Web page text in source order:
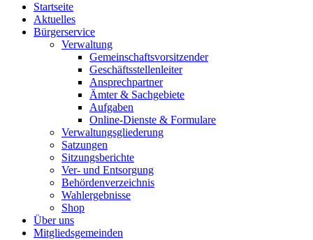
Startseite
Aktuelles
Bürgerservice
Verwaltung
Gemeinschaftsvorsitzender
Geschäftsstellenleiter
Ansprechpartner
Ämter & Sachgebiete
Aufgaben
Online-Dienste & Formulare
Verwaltungsgliederung
Satzungen
Sitzungsberichte
Ver- und Entsorgung
Behördenverzeichnis
Wahlergebnisse
Shop
Über uns
Mitgliedsgemeinden